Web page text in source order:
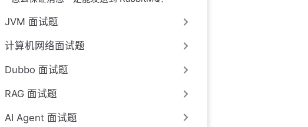
JVM 面试题
计算机网络面试题
Dubbo 面试题
RAG 面试题
AI Agent 面试题